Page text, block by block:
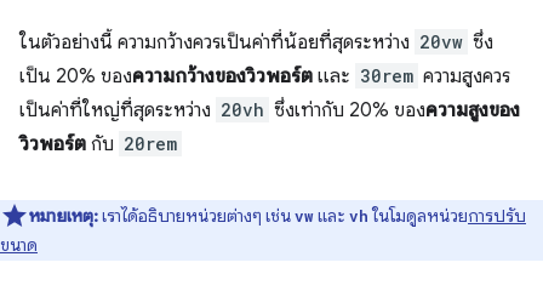
ในตัวอย่างนี้ ความกว้างควรเป็นค่าที่น้อยที่สุดระหว่าง 20vw ซึ่ง
เป็น 20% ของความกว้างของวิวพอร์ต และ 30rem ความสูงควร
เป็นค่าที่ใหญ่ที่สุดระหว่าง 20vh ซึ่งเท่ากับ 20% ของความสูงของ
วิวพอร์ต กับ 20rem
หมายเหตุ:เราได้อธิบายหน่วยต่างๆ เช่นvwและ vh ในโมดูลหน่วยการปรับ
ขนาด